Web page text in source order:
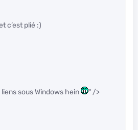
c’est plié :)
sous Windows hein " />